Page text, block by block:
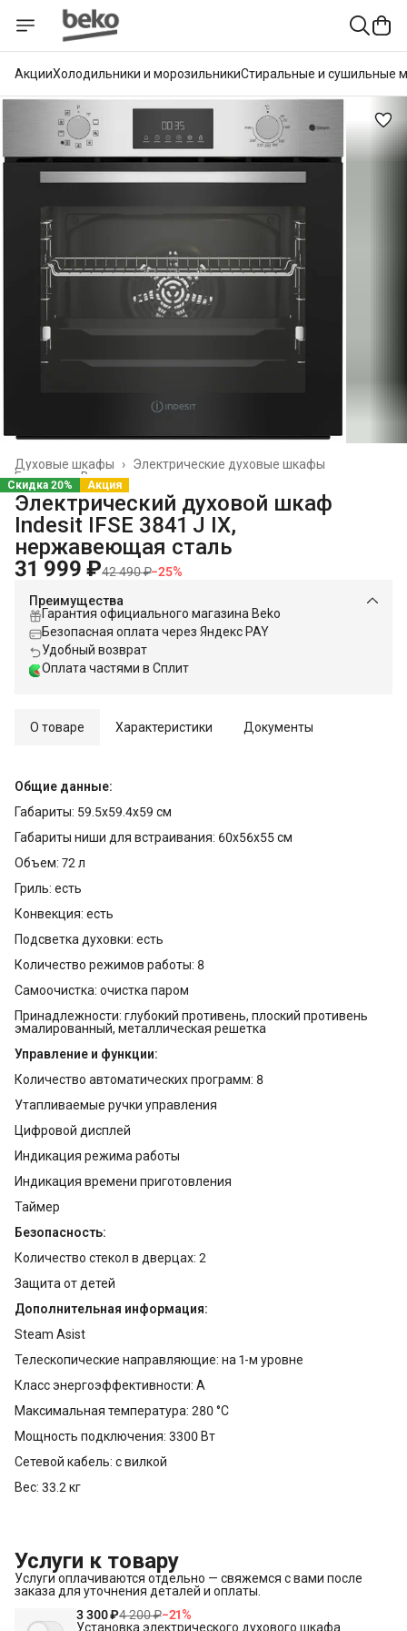
АкцииХолодильники и морозильникиСтиральные и сушильные
Электрические духовые шкафы
Духовые шкафы
›
Встраиваемая техника
Главная ›
Скидка 20% Акция
Электрический духовой шкаф
Indesit IFSE 3841 J IX,
нержавеющая сталь
31 999 ₽42 490 ₽−25%
Преимущества
Гарантия официального магазина Beko
Безопасная оплата через Яндекс PAY
Удобный возврат
Оплата частями в Сплит
О товаре Характеристики Документы
Общие данные:
Габариты: 59.5x59.4x59 см
Габариты ниши для встраивания: 60x56x55 см
Объем: 72 л
Гриль: есть
Конвекция: есть
Подсветка духовки: есть
Количество режимов работы: 8
Самоочистка: очистка паром
Принадлежности: глубокий противень, плоский противень
эмалированный, металлическая решетка
Управление и функции:
Количество автоматических программ: 8
Утапливаемые ручки управления
Цифровой дисплей
Индикация режима работы
Индикация времени приготовления
Таймер
Безопасность:
Количество стекол в дверцах: 2
Защита от детей
Дополнительная информация:
Steam Asist
Телескопические направляющие: на 1-м уровне
Класс энергоэффективности: A
Максимальная температура: 280 °С
Мощность подключения: 3300 Вт
Сетевой кабель: с вилкой
Вес: 33.2 кг
Услуги к товару
Услуги оплачиваются отдельно — свяжемся с вами после
заказа для уточнения деталей и оплаты.
3 300 ₽4 200 ₽−21%
Установка электрического духового шкафа